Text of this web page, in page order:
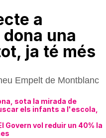
a
una
ja té més
Empelt de Montblanc
sota la mirada de
els infants a l'escola,
Govern vol reduir un 40% la